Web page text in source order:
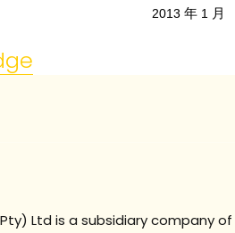
2013 年 1 月
Ltd is a subsidiary company of